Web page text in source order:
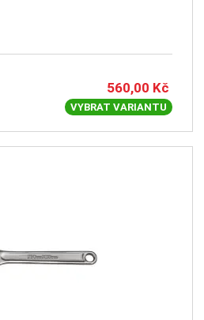
560,00 Kč
VYBRAT VARIANTU